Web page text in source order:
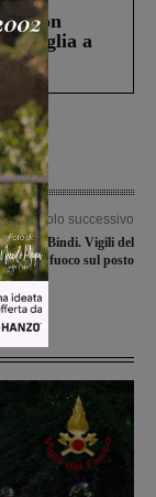
la figlia a
Articolo successivo
ditta Bindi. Vigili del
fuoco sul posto